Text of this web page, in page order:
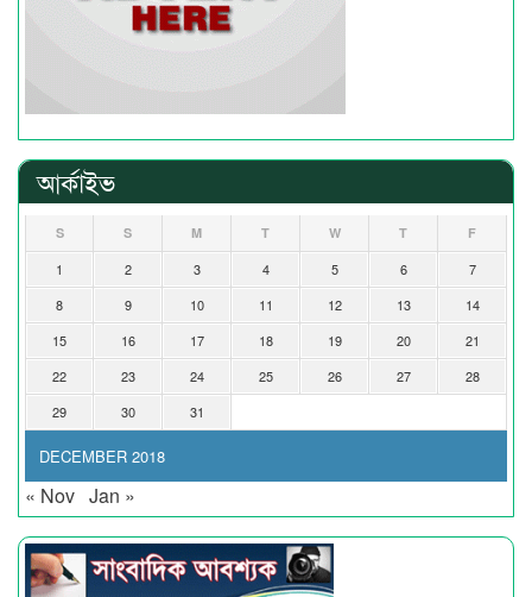
আর্কাইভ
DECEMBER 2018
S S M T W T F
1 2 3 4 5 6
7
8
9 10 11 12 13
14
15
16 17 18 19 20
21
22
23 24 25 26 27
28
29
30 31
« Nov Jan »